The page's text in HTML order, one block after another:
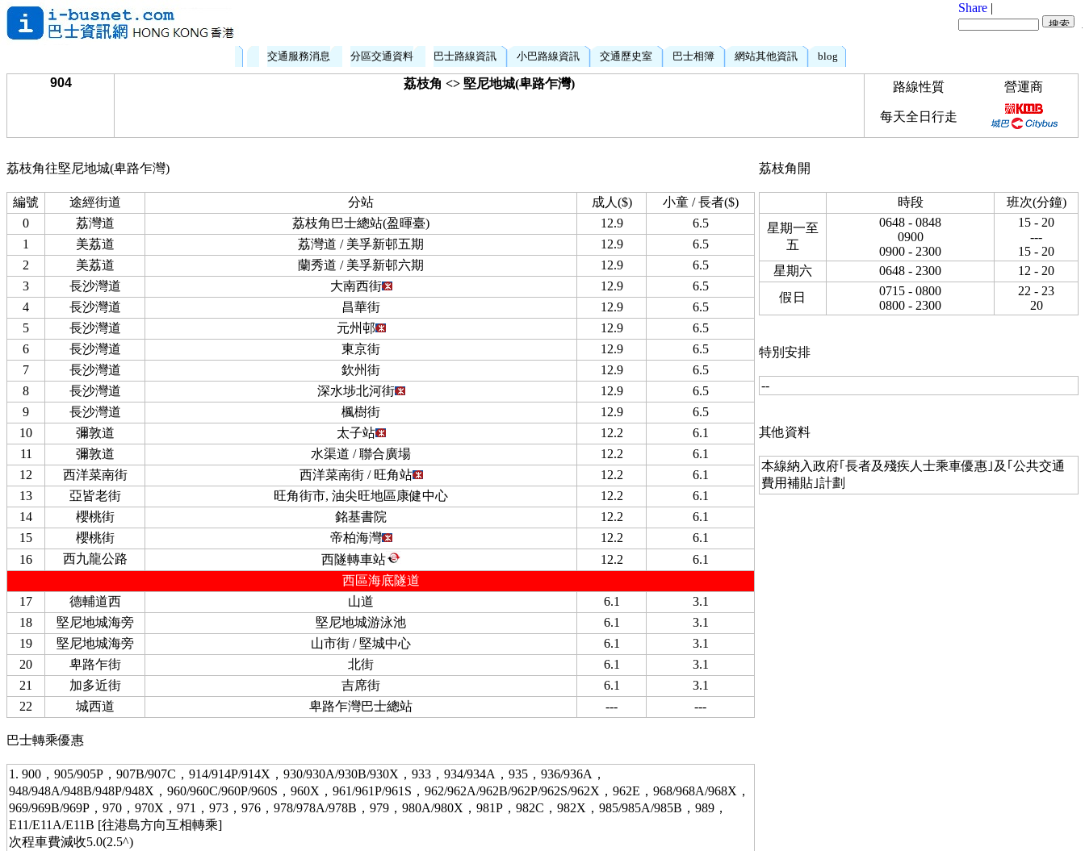
Share |
交通服務消息 分區交通資料 巴士路線資訊 小巴路線資訊 交通歷史室 巴士相簿 網站其他資訊 blog
904 荔枝角 <> 堅尼地城(卑路乍灣) 路線性質 營運商
每天全日行走
荔枝角往堅尼地城(卑路乍灣)
編號 途經街道 分站 成人($)
小童 / 長者($)
0
荔灣道 荔枝角巴士總站(盈暉臺) 12.9
6.5
1
美荔道 荔灣道 / 美孚新邨五期 12.9
6.5
2
美荔道 蘭秀道 / 美孚新邨六期 12.9
6.5
3
長沙灣道 大南西街 12.9
6.5
4
長沙灣道 昌華街 12.9
6.5
5
長沙灣道 元州邨 12.9
6.5
6
長沙灣道 東京街 12.9
6.5
7
長沙灣道 欽州街 12.9
6.5
8
長沙灣道 深水埗北河街 12.9
6.5
9
長沙灣道 楓樹街 12.9
6.5
10
彌敦道 太子站 12.2
6.1
11
彌敦道 水渠道 / 聯合廣場 12.2
6.1
12
西洋菜南街 西洋菜南街 / 旺角站 12.2
6.1
13
亞皆老街 旺角街市, 油尖旺地區康健中心 12.2
6.1
14
櫻桃街 銘基書院 12.2
6.1
15
櫻桃街 帝柏海灣 12.2
6.1
16
西九龍公路 西隧轉車站 12.2
6.1
西區海底隧道
17
德輔道西 山道 6.1
3.1
18
堅尼地城海旁 堅尼地城游泳池 6.1
3.1
19
堅尼地城海旁 山市街 / 堅城中心 6.1
3.1
20
卑路乍街 北街 6.1
3.1
21
加多近街 吉席街 6.1
3.1
22
城西道 卑路乍灣巴士總站 --- ---
巴士轉乘優惠
1. 900，905/905P，907B/907C，914/914P/914X，930/930A/930B/930X，933，934/934A，935，936/936A，
948/948A/948B/948P/948X，960/960C/960P/960S，960X，961/961P/961S，962/962A/962B/962P/962S/962X，962E，968/968A/968X，
969/969B/969P，970，970X，971，973，976，978/978A/978B，979，980A/980X，981P，982C，982X，985/985A/985B，989，
E11/E11A/E11B [往港島方向互相轉乘]
次程車費減收5.0(2.5^)
荔枝角開
時段
班次(分鐘)
星期一至
五
0648 - 0848
0900
0900 - 2300
15 - 20
---
15 - 20
星期六
0648 - 2300
12 - 20
假日
0715 - 0800
0800 - 2300
22 - 23
20
特別安排
--
其他資料
本線納入政府｢長者及殘疾人士乘車優惠｣及｢公共交通
費用補貼｣計劃